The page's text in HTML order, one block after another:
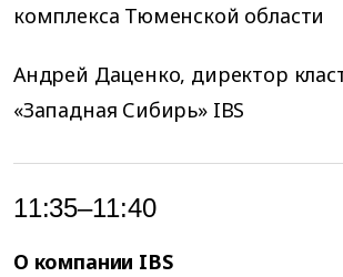
комплекса Тюменской области
Андрей Даценко, директор
«Западная Сибирь» IBS
11:35–11:40
О компании IBS